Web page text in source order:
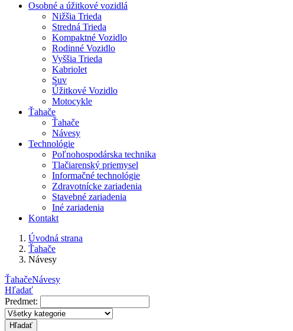
Osobné a úžitkové vozidlá
Nižšia Trieda
Stredná Trieda
Kompaktné Vozidlo
Rodinné Vozidlo
Vyššia Trieda
Kabriolet
Suv
Úžitkové Vozidlo
Motocykle
Ťahače
Ťahače
Návesy
Technológie
Poľnohospodárska technika
Tlačiarenský priemysel
Informačné technológie
Zdravotnícke zariadenia
Stavebné zariadenia
Iné zariadenia
Kontakt
Úvodná strana
Ťahače
Návesy
ŤahačeNávesy
Hľadať
Predmet:
Hľadať